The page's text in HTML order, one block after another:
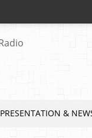
PRESENTATION &